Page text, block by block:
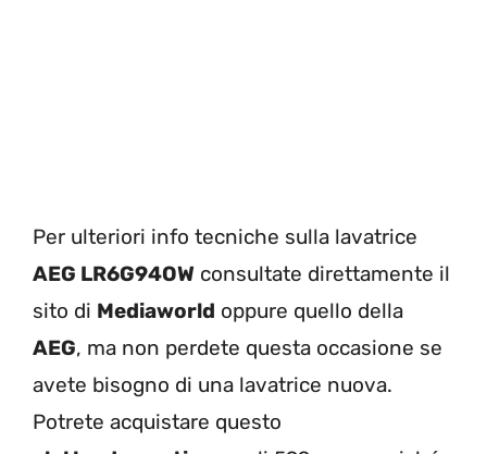
Per ulteriori info tecniche sulla lavatrice
AEG LR6G94OW consultate direttamente il
sito di Mediaworld oppure quello della
AEG, ma non perdete questa occasione se
avete bisogno di una lavatrice nuova.
Potrete acquistare questo